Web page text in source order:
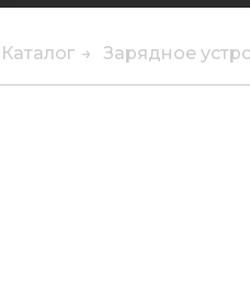
Каталог Зарядное